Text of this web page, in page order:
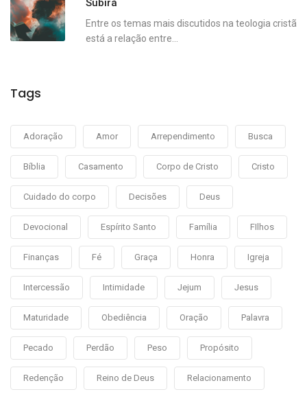
Subirá
Entre os temas mais discutidos na teologia cristã
está a relação entre...
Tags
Adoração Amor Arrependimento Busca
Bíblia Casamento Corpo de Cristo Cristo
Cuidado do corpo Decisões Deus
Devocional Espírito Santo Família FIlhos
Finanças Fé Graça Honra Igreja
Intercessão Intimidade Jejum Jesus
Maturidade Obediência Oração Palavra
Pecado Perdão Peso Propósito
Redenção Reino de Deus Relacionamento